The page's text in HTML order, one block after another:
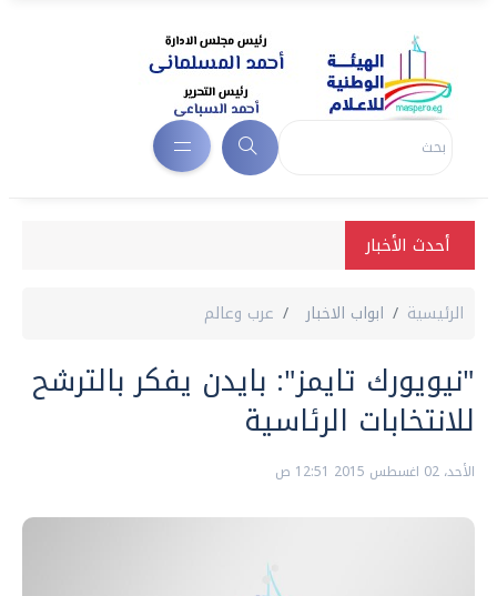
أحدث الأخبار
الرئيسية ابواب الاخبار عرب وعالم
"نيويورك تايمز": بايدن يفكر بالترشح
للانتخابات الرئاسية
الأحد، 02 اغسطس 2015 12:51 ص